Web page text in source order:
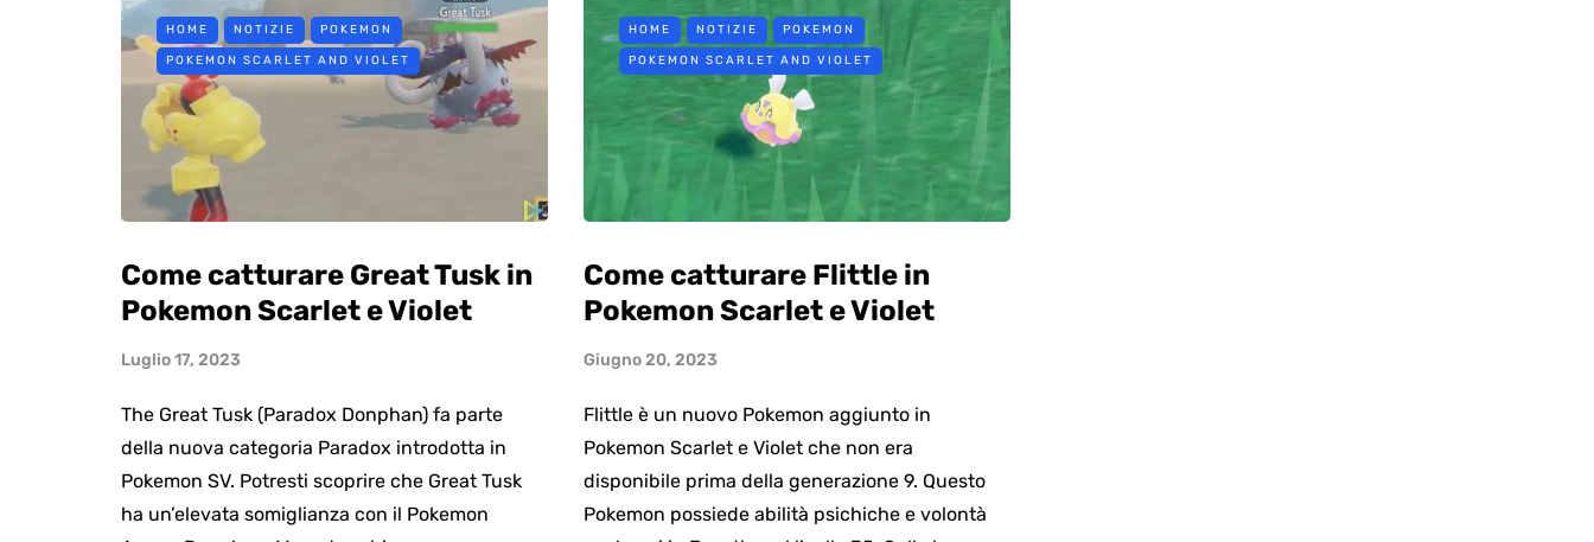
HOME NOTIZIE POKEMON
POKEMON SCARLET AND VIOLET
Come catturare Great Tusk in
Pokemon Scarlet e Violet
Luglio 17, 2023
The Great Tusk (Paradox Donphan) fa parte
della nuova categoria Paradox introdotta in
Pokemon SV. Potresti scoprire che Great Tusk
ha un’elevata somiglianza con il Pokemon
HOME NOTIZIE POKEMON
POKEMON SCARLET AND VIOLET
Come catturare Flittle in
Pokemon Scarlet e Violet
Giugno 20, 2023
Flittle è un nuovo Pokemon aggiunto in
Pokemon Scarlet e Violet che non era
disponibile prima della generazione 9. Questo
Pokemon possiede abilità psichiche e volontà